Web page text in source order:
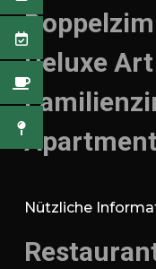
Deluxe
Nützliche